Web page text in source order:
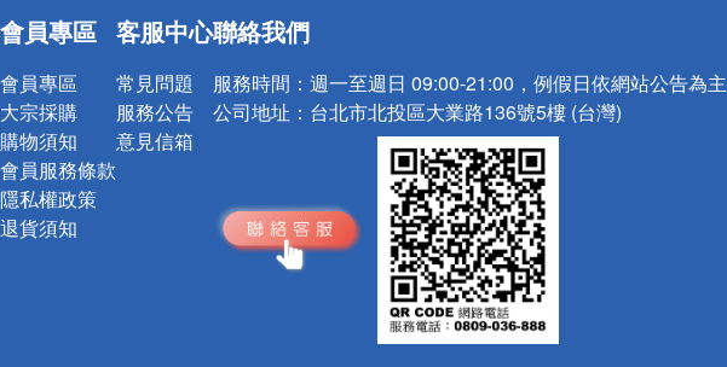
詐騙網頁！請小心！
會員專區
會員專區
大宗採購
購物須知
會員服務條款
隱私權政策
退貨須知
客服中心
常見問題
服務公告
意見信箱
聯絡我們
服務時間： 週一至週日 09:00-21:00，例假日依網站公告為主
公司地址： 台北市北投區大業路136號5樓 (台灣)